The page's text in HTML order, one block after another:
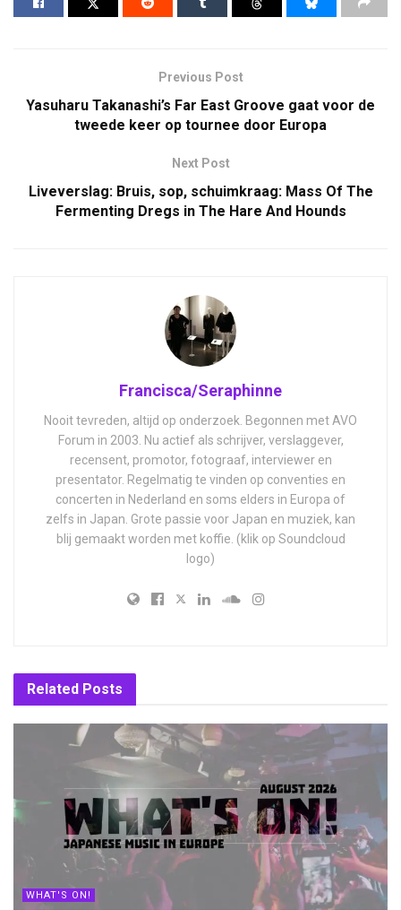
Previous Post
Yasuharu Takanashi’s Far East Groove gaat voor de
tweede keer op tournee door Europa
Next Post
Liveverslag: Bruis, sop, schuimkraag: Mass Of The
Fermenting Dregs in The Hare And Hounds
Francisca/Seraphinne
Nooit tevreden, altijd op onderzoek. Begonnen met AVO
Forum in 2003. Nu actief als schrijver, verslaggever,
recensent, promotor, fotograaf, interviewer en
presentator. Regelmatig te vinden op conventies en
concerten in Nederland en soms elders in Europa of
zelfs in Japan. Grote passie voor Japan en muziek, kan
blij gemaakt worden met koffie. (klik op Soundcloud
logo)
Related Posts
WHAT'S ON!